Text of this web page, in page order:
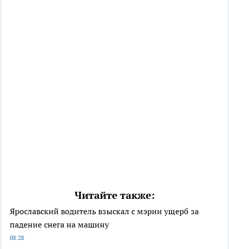
Читайте также:
Ярославский водитель взыскал с мэрии ущерб за
падение снега на машину
08:28